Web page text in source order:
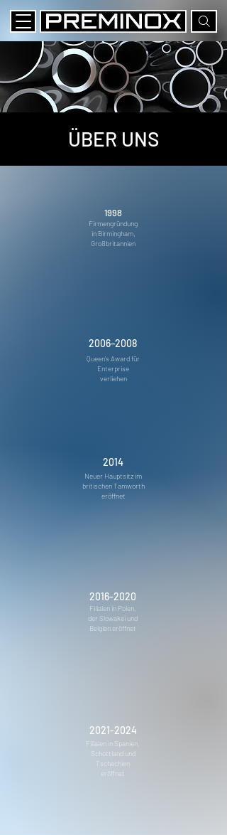
ÜBER UNS
1998
Firmengründung
in Birmingham,
Großbritannien
2006–2008
Queen's Award für
Enterprise
verliehen
2014
Neuer Hauptsitz im
britischen Tamworth
eröffnet
2016-2020
Filialen in Polen,
der Slowakei und
Belgien eröffnet
2021-2024
Filialen in Spanien,
Schottland und
Tschechien
eröffnet